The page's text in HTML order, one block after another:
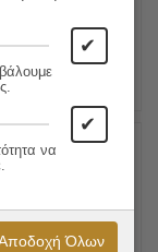
✔
✔
να
Όλων